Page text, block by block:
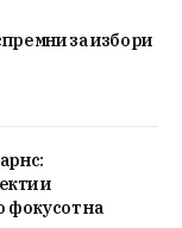
за избори
и
фокусот на